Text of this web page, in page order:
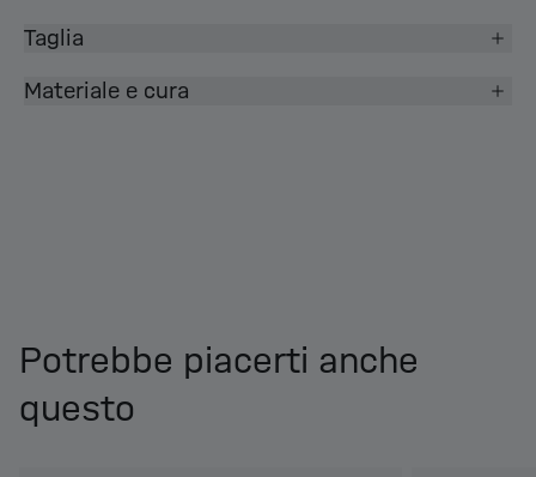
Taglia
Materiale e cura
Potrebbe piacerti anche
questo